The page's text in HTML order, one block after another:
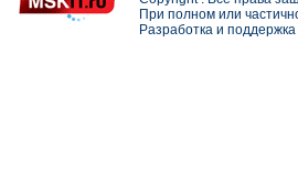
При полном или
Разработка и